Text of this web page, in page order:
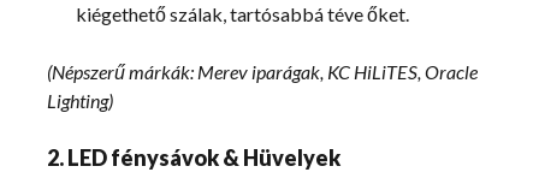
kiégethető szálak, tartósabbá téve őket.
(Népszerű márkák: Merev iparágak, KC HiLiTES, Oracle
Lighting)
2. LED fénysávok & Hüvelyek